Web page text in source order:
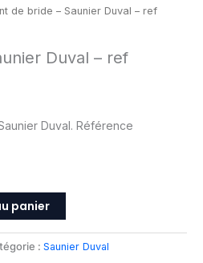
de bride – Saunier Duval – ref
Duval – ref
Duval. Référence
panier
: Saunier Duval